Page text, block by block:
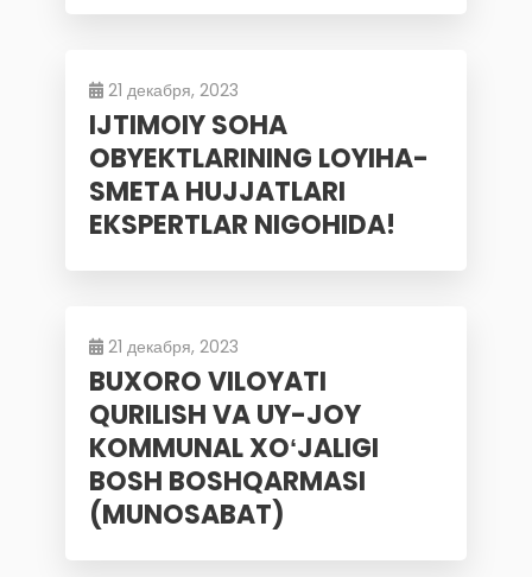
21 декабря, 2023
IJTIMOIY SOHA
OBYEKTLARINING LOYIHA-
SMETA HUJJATLARI
EKSPERTLAR NIGOHIDA!
21 декабря, 2023
BUXORO VILOYATI
QURILISH VA UY-JOY
KOMMUNAL XOʻJALIGI
BOSH BOSHQARMASI
(MUNOSABAT)